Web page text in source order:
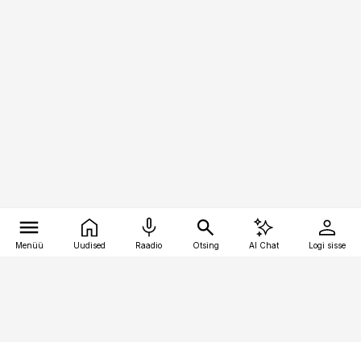
Menüü Uudised Raadio Otsing AI Chat Logi sisse